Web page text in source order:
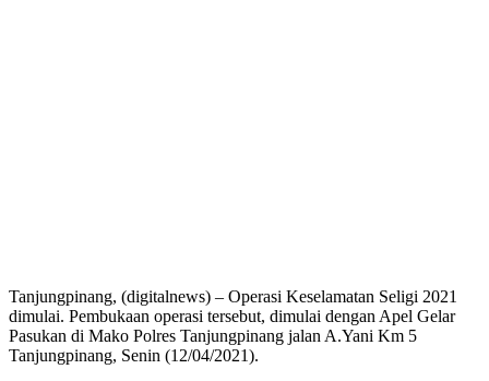
Tanjungpinang, (digitalnews) – Operasi Keselamatan Seligi 2021
dimulai. Pembukaan operasi tersebut, dimulai dengan Apel Gelar
Pasukan di Mako Polres Tanjungpinang jalan A.Yani Km 5
Tanjungpinang, Senin (12/04/2021).